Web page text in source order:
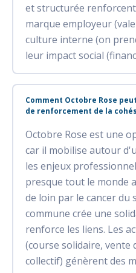
et structurée
marque employeur
culture interne (on
leur impact social
Comment Octobre Rose
de renforcement de la
Octobre Rose est une
car il mobilise autour
les enjeux
presque tout le monde
de loin par le cancer du
commune crée une
renforce les liens. Les
(course solidaire, vente
collectif) génèrent des